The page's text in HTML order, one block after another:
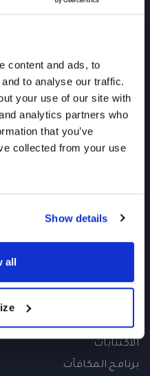
content and ads, to
to analyse our traffic.
your use of our site with
analytics partners who
that you’ve
collected from your use
Show details
all
حساب الأبناء
الاكتتابات
برنامج المكافآت